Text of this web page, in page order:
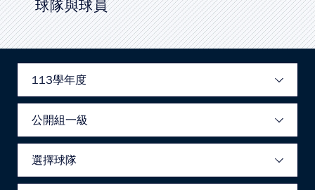
賽程表
球隊與球員
裁判
比賽場地
最新消息
球隊與球員